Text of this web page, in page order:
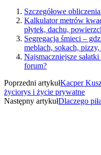
Szczegółowe
Kalkulator metrów
płytek, dachu,
Segregacja śmieci –
meblach, sokach,
Najsmaczniejsze
forum?
Poprzedni artykułKacper
życiorys i życie prywatne
Następny artykułDlaczego